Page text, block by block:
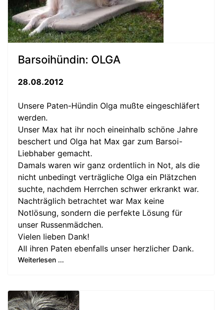
Barsoihündin: OLGA
28.08.2012
Unsere Paten-Hündin Olga mußte eingeschläfert
werden.
Unser Max hat ihr noch eineinhalb schöne Jahre
beschert und Olga hat Max gar zum Barsoi-
Liebhaber gemacht.
Damals waren wir ganz ordentlich in Not, als die
nicht unbedingt verträgliche Olga ein Plätzchen
suchte, nachdem Herrchen schwer erkrankt war.
Nachträglich betrachtet war Max keine
Notlösung, sondern die perfekte Lösung für
unser Russenmädchen.
Vielen lieben Dank!
All ihren Paten ebenfalls unser herzlicher Dank.
Weiterlesen ...